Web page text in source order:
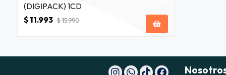
(DIGIPACK) 1CD
$ 11.993 $ 15.990